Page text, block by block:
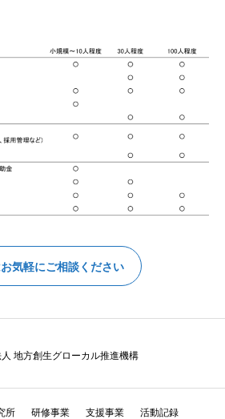
気軽にご相談ください
地方創生グローカル推進機構
所 研修事業 支援事業 活動記録